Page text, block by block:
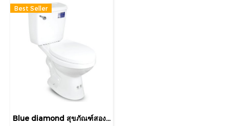
Best Seller
Blue diamond สุขภัณฑ์สองชิ้น รุ่น FH 2411S ระบบเดี่ยว(กดข้าง)